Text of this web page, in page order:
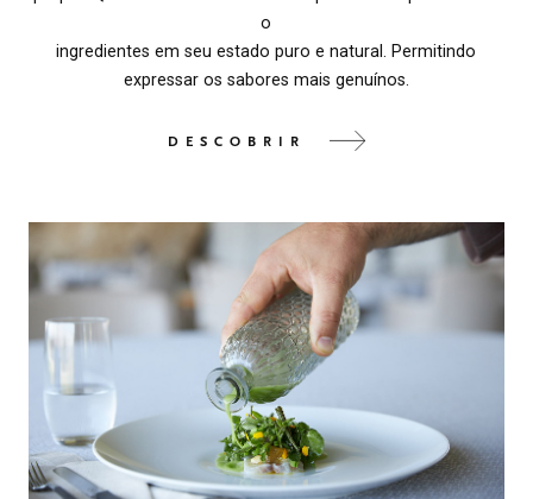
o
ingredientes em seu estado puro e natural. Permitindo
expressar os sabores mais genuínos.
DESCOBRIR